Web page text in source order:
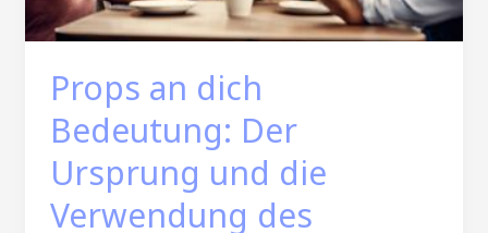
Props an dich
Bedeutung: Der
Ursprung und die
Verwendung des